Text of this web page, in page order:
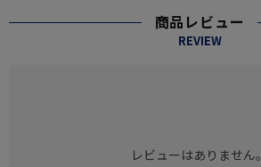
商品レビュー
REVIEW
レビューはありません。